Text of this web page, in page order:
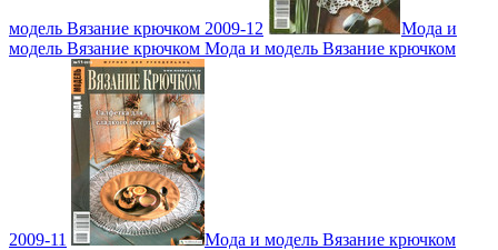
модель Вязание крючком 2009-12
Мода и
модель Вязание крючком Мода и модель Вязание крючком
2009-11 Мода и модель Вязание крючком